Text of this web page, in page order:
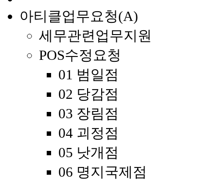
아티클업무요청(A)
세무관련업무지원
POS수정요청
01 범일점
02 당감점
03 장림점
04 괴정점
05 낫개점
06 명지국제점